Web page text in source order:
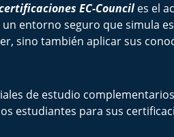
EC-Counciles el
entorno seguro que simula
sino también aplicar sus
de estudio
estudiantes para sus